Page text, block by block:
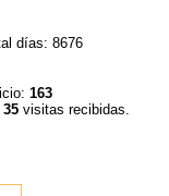
días: 8676
163
35 visitas recibidas.